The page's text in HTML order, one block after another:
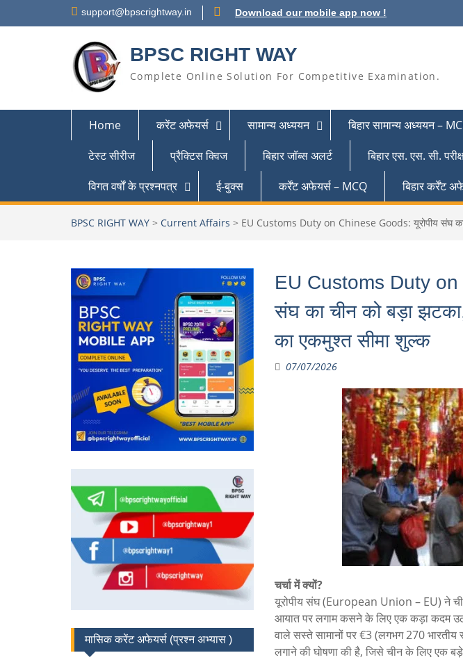
support@bpscrightway.in Download our mobile app now !
BPSC RIGHT WAY
Complete Online Solution For Competitive Examination.
Home करेंट अफेयर्स सामान्य अध्ययन बिहार सामान्य अध्ययन –
टेस्ट सीरीज
प्रैक्टिस क्विज बिहार जॉब्स अलर्ट बिहार एस. एस. सी.
विगत वर्षों के प्रश्नपत्र
ई-बुक्स कर्रेंट अफेयर्स – MCQ बिहार कर्रेंट
BPSC RIGHT WAY > Current Affairs > EU Customs Duty on Chinese Goods: यूरोपीय संघ का
EU Customs Duty on
संघ का चीन को बड़ा
का एकमुश्त सीमा शुल्क
07/07/2026
चर्चा में क्यों?
यूरोपीय संघ (European Union – EU) ने
आयात पर लगाम कसने के लिए एक कड़ा कदम
वाले सस्ते सामानों पर €3 (लगभग 270
लगाने की घोषणा की है, जिसे चीन के लिए एक
मासिक करेंट अफेयर्स (प्रश्न अभ्यास )